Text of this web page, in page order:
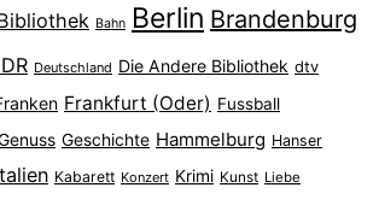
Bahn Berlin Brandenburg
Deutschland Die Andere Bibliothek dtv
Frankfurt (Oder) Fussball
Geschichte Hammelburg Hanser
Kabarett Konzert Krimi Kunst Liebe